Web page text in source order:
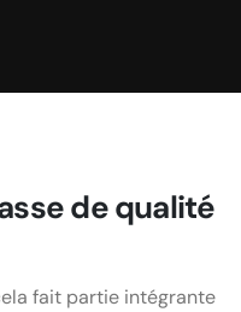
de qualité
fait partie intégrante